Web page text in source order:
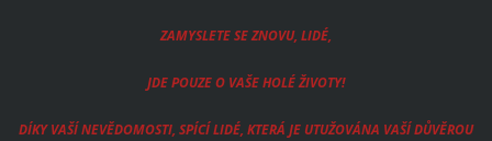
ZAMYSLETE SE ZNOVU, LIDÉ,
JDE POUZE O VAŠE HOLÉ ŽIVOTY!
DÍKY VAŠÍ NEVĚDOMOSTI, SPÍCÍ LIDÉ, KTERÁ JE UTUŽOVÁNA VAŠÍ DŮVĚROU